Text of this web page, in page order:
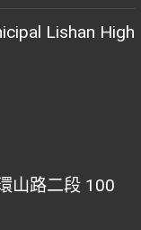
Lishan High
山路二段 100